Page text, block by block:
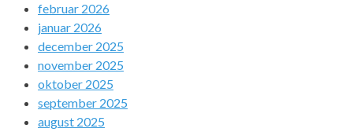
februar 2026
januar 2026
december 2025
november 2025
oktober 2025
september 2025
august 2025